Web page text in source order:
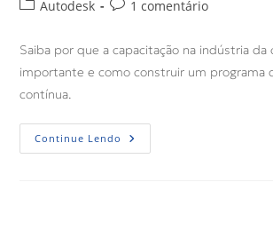
Autodesk
1 comentário
Saiba por que a capacitação na indústria da
importante e como construir um programa
contínua.
Continue Lendo